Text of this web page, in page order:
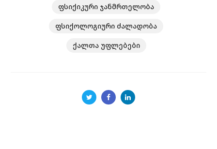
ფსიქიკური ჯანმრთელობა
ფსიქოლოგიური ძალადობა
ქალთა უფლებები